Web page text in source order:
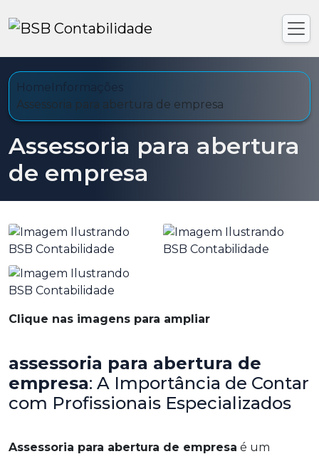
HomeInformações
Assessoria para abertura de empresa
Assessoria para abertura
de empresa
Clique nas imagens para ampliar
assessoria para abertura de
empresa: A Importância de Contar
com Profissionais Especializados
Assessoria para abertura de empresa é um